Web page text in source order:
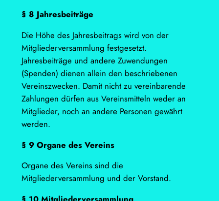
§ 8 Jahresbeiträge
Die Höhe des Jahresbeitrags wird von der
Mitgliederversammlung festgesetzt.
Jahresbeiträge und andere Zuwendungen
(Spenden) dienen allein den beschriebenen
Vereinszwecken. Damit nicht zu vereinbarende
Zahlungen dürfen aus Vereinsmitteln weder an
Mitglieder, noch an andere Personen gewährt
werden.
§ 9 Organe des Vereins
Organe des Vereins sind die
Mitgliederversammlung und der Vorstand.